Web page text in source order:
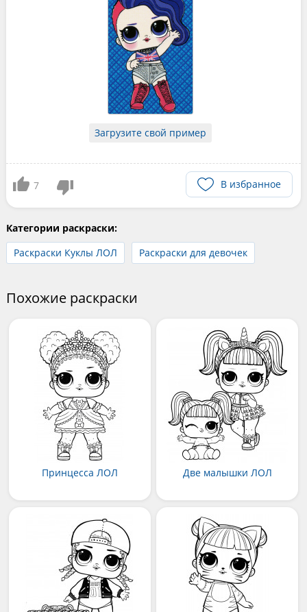
Загрузите свой пример
7 В избранное
Категории раскраски:
Раскраски Куклы ЛОЛ
Раскраски для девочек
Похожие раскраски
Принцесса ЛОЛ Две малышки ЛОЛ